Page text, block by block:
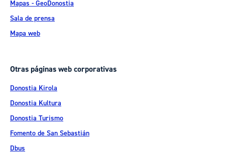
Mapas - GeoDonostia
Sala de prensa
Mapa web
Otras páginas web corporativas
Donostia Kirola
Donostia Kultura
Donostia Turismo
Fomento de San Sebastián
Dbus